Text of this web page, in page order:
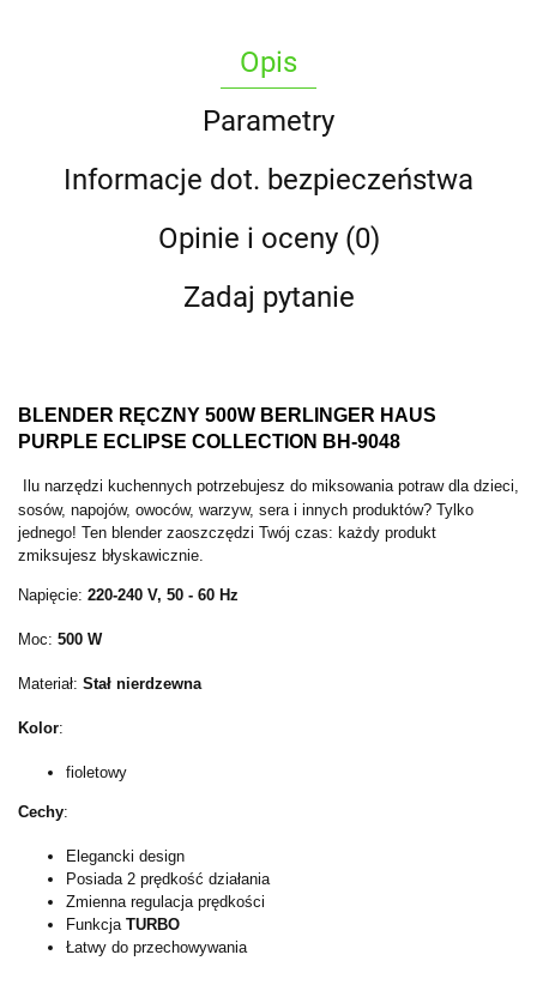
Opis
Parametry
Informacje dot. bezpieczeństwa
Opinie i oceny (0)
Zadaj pytanie
BLENDER RĘCZNY 500W BERLINGER HAUS
PURPLE ECLIPSE COLLECTION BH-9048
Ilu narzędzi kuchennych potrzebujesz do miksowania potraw dla dzieci,
sosów, napojów, owoców, warzyw, sera i innych produktów? Tylko
jednego! Ten blender zaoszczędzi Twój czas: każdy produkt
zmiksujesz błyskawicznie.
Napięcie: 220-240 V, 50 - 60 Hz
Moc: 500 W
Materiał: Stał nierdzewna
Kolor:
fioletowy
Cechy:
Elegancki design
Posiada 2 prędkość działania
Zmienna regulacja prędkości
Funkcja TURBO
Łatwy do przechowywania